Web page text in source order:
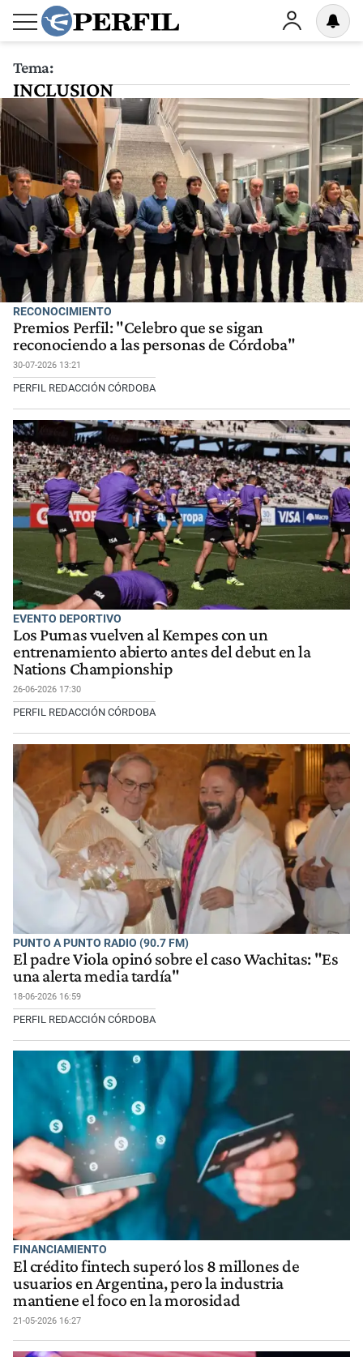
Tema:
INCLUSION
RECONOCIMIENTO
Premios Perfil: "Celebro que se sigan
reconociendo a las personas de Córdoba"
30-07-2026 13:21
PERFIL REDACCIÓN CÓRDOBA
EVENTO DEPORTIVO
Los Pumas vuelven al Kempes con un
entrenamiento abierto antes del debut en la
Nations Championship
26-06-2026 17:30
PERFIL REDACCIÓN CÓRDOBA
PUNTO A PUNTO RADIO (90.7 FM)
El padre Viola opinó sobre el caso Wachitas: "Es
una alerta media tardía"
18-06-2026 16:59
PERFIL REDACCIÓN CÓRDOBA
FINANCIAMIENTO
El crédito fintech superó los 8 millones de
usuarios en Argentina, pero la industria
mantiene el foco en la morosidad
21-05-2026 16:27